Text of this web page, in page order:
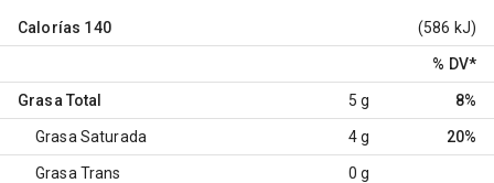
Calorías 140 (586 kJ)
% DV*
Grasa Total 5 g 8%
Grasa Saturada 4 g 20%
Grasa Trans 0 g